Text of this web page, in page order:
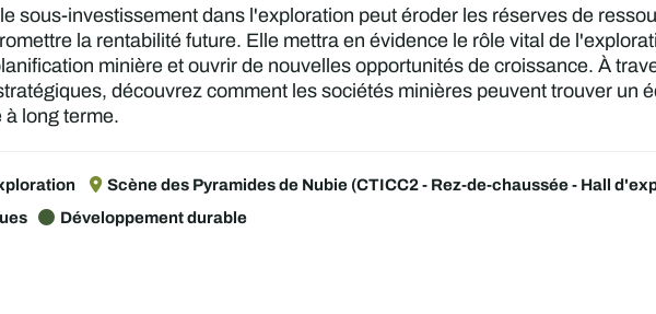
sous-investissement dans l'exploration peut éroder les réserves de
la rentabilité future. Elle mettra en évidence le rôle vital de
minière et ouvrir de nouvelles opportunités de croissance. À
découvrez comment les sociétés minières peuvent trouver un
long terme.
Scène des Pyramides de Nubie (CTICC2 - Rez-de-chaussée - Hall
Développement durable